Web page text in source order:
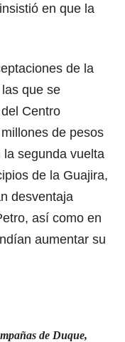
en que la
de la
las que se
Centro
de pesos
segunda vuelta
de la Guajira,
desventaja
así como en
aumentar su
de Duque,